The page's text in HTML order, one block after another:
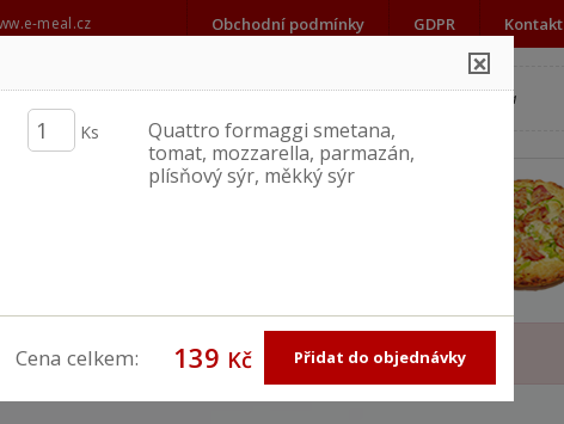
meal.cz Obchodní podmínky GDPR Kontakt
Objednávka
Stálá nabídka
×
Ks
Quattro formaggi smetana,
tomat, mozzarella, parmazán,
plísňový sýr, měkký sýr
Cena celkem: 139 Kč